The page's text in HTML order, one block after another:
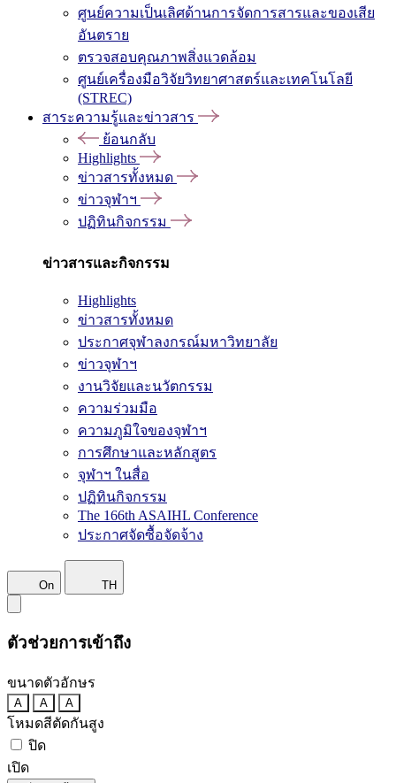
ศูนย์ความเป็นเลิศด้านการจัดการสารและของเสีย
อันตราย
ตรวจสอบคุณภาพสิ่งแวดล้อม
ศูนย์เครื่องมือวิจัยวิทยาศาสตร์และเทคโนโลยี
(STREC)
สาระความรู้และข่าวสาร
ย้อนกลับ
Highlights
ข่าวสารทั้งหมด
ข่าวจุฬาฯ
ปฏิทินกิจกรรม
ข่าวสารและกิจกรรม
Highlights
ข่าวสารทั้งหมด
ประกาศจุฬาลงกรณ์มหาวิทยาลัย
ข่าวจุฬาฯ
งานวิจัยและนวัตกรรม
ความร่วมมือ
ความภูมิใจของจุฬาฯ
การศึกษาและหลักสูตร
จุฬาฯ ในสื่อ
ปฏิทินกิจกรรม
The 166th ASAIHL Conference
ประกาศจัดซื้อจัดจ้าง
On TH
ตัวช่วยการเข้าถึง
ขนาดตัวอักษร
A A A
โหมดสีตัดกันสูง
ปิด
เปิด